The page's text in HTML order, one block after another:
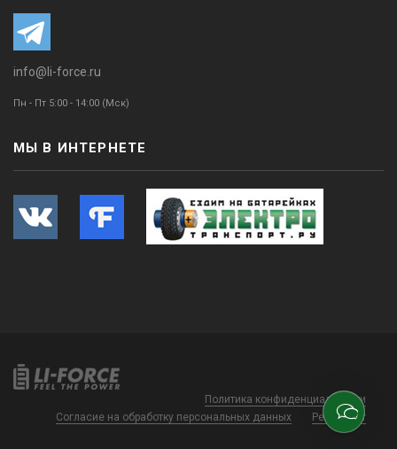
info@li-force.ru
Пн - Пт 5:00 - 14:00 (Мск)
МЫ В ИНТЕРНЕТЕ
Политика конфиденциальности
Согласие на обработку персональных данных
Регламент